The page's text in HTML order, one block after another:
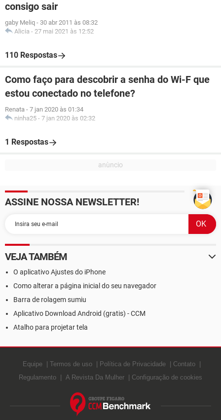
consigo sair
gaby Meliq - 30 abr 2011 às 08:32
Alicia - 27 mai 2021 às 12:52
110 Respostas
Como faço para descobrir a senha do Wi-F que
estou conectado no telefone?
Renata - 7 jan 2020 às 01:34
ninha25 - 7 jan 2020 às 02:32
1 Respostas
ASSINE NOSSA NEWSLETTER!
VEJA TAMBÉM
O aplicativo Ajustes do iPhone
Como alterar a página inicial do seu navegador
Barra de rolagem sumiu
Aplicativo Download Android (gratis) - CCM
Atalho para projetar tela
Equipe Termos de uso Política de Privacidade
Contato
Regulamento
A Revista Da Mulher Configuração de cookies